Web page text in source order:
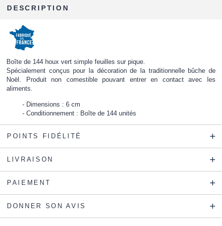
DESCRIPTION
Boîte de 144 houx vert simple feuilles sur pique.
Spécialement conçus pour la décoration de la traditionnelle bûche de
Noël. Produit non comestible pouvant entrer en contact avec les
aliments.
Dimensions : 6 cm
Conditionnement : Boîte de 144 unités
POINTS FIDÉLITÉ
LIVRAISON
PAIEMENT
DONNER SON AVIS